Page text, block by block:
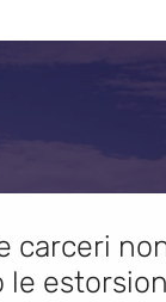
carceri
le